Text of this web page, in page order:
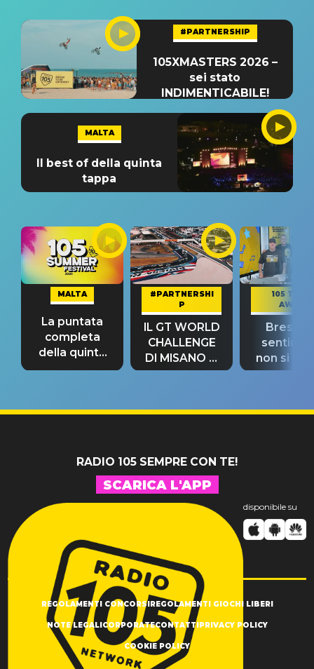
#PARTNERSHIP
105XMASTERS 2026 –
sei stato
INDIMENTICABILE!
MALTA
Il best of della quinta
tappa
MALTA
La puntata
completa
della quinta
tappa
#PARTNERSHI
P
IL GT WORLD
CHALLENGE
DI MISANO si
riconferma
105 TAKE
AWAY
Bresh:
non si
fino alla
RADIO 105 SEMPRE CON TE!
SCARICA L'APP
disponibile su
REGOLAMENTI CONCORSI REGOLAMENTI GIOCHI LIBERI
NOTE LEGALI CORPORATECONTATTI PRIVACY POLICY
COOKIE POLICY